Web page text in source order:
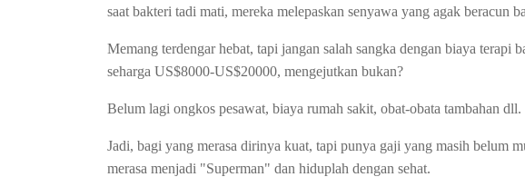
saat bakteri tadi mati, mereka melepaskan senyawa yang agak beracun
Memang terdengar hebat, tapi jangan salah sangka dengan biaya terapi
seharga US$8000-US$20000, mengejutkan bukan?
Belum lagi ongkos pesawat, biaya rumah sakit, obat-obata tambahan dll.
Jadi, bagi yang merasa dirinya kuat, tapi punya gaji yang masih belum
merasa menjadi "Superman" dan hiduplah dengan sehat.